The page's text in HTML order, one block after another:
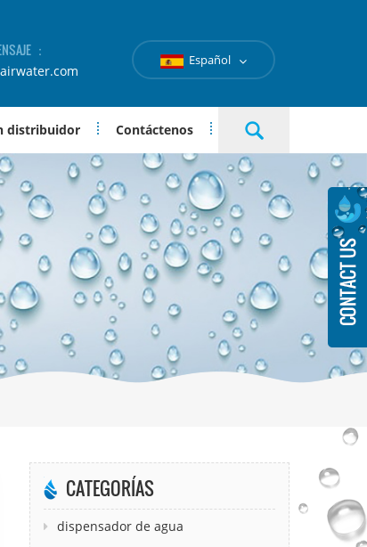
：
Español
distribuidor Contáctenos
CATEGORÍAS
dispensador de agua